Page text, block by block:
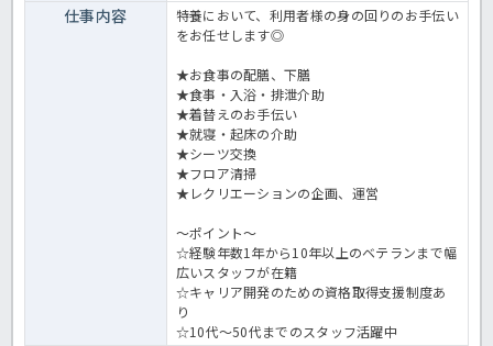
仕事内容
特養において、利用者様の身の回りのお手伝い
をお任せします◎
★お食事の配膳、下膳
★食事・入浴・排泄介助
★着替えのお手伝い
★就寝・起床の介助
★シーツ交換
★フロア清掃
★レクリエーションの企画、運営
～ポイント～
☆経験年数1年から10年以上のベテランまで幅
広いスタッフが在籍
☆キャリア開発のための資格取得支援制度あ
り
☆10代～50代までのスタッフ活躍中